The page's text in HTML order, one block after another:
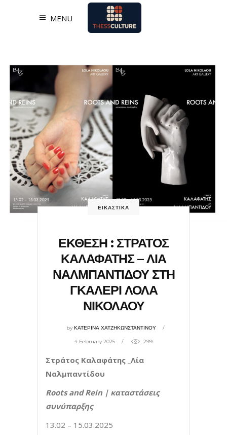
MENU
ΕΙΚΑΣΤΙΚΑ
ΕΚΘΕΣΗ : ΣΤΡΑΤΟΣ
ΚΑΛΑΦΑΤΗΣ – ΛΙΑ
ΝΑΛΜΠΑΝΤΙΔΟΥ ΣΤΗ
ΓΚΑΛΕΡΙ ΛΟΛΑ
ΝΙΚΟΛΑΟΥ
byΚΑΤΕΡΙΝΑ ΧΑΤΖΗΚΩΝΣΤΑΝΤΙΝΟΥ
4 February 2025 299
Στράτος Καλαφάτης _Λία
Ναλμπαντίδου
Roots and Rein | καταστάσεις
συνύπαρξης
13.02 – 15.03.2025